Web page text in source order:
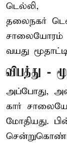
டெல்லி,
தலைநகர்
சாலையோரம்
வயது
விபத்து -
அப்போது,
கார்
மோதியது.